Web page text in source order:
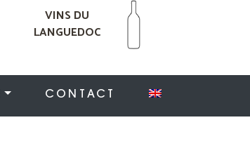
VINS DU
LANGUEDOC
CONTACT